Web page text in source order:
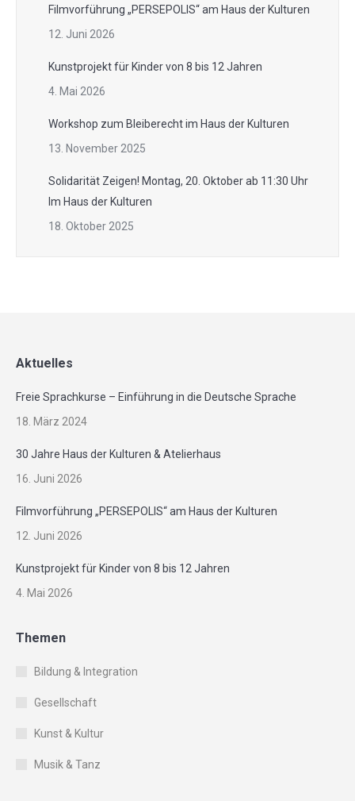
Filmvorführung „PERSEPOLIS“ am Haus der Kulturen
12. Juni 2026
Kunstprojekt für Kinder von 8 bis 12 Jahren
4. Mai 2026
Workshop zum Bleiberecht im Haus der Kulturen
13. November 2025
Solidarität Zeigen! Montag, 20. Oktober ab 11:30 Uhr
Im Haus der Kulturen
18. Oktober 2025
Aktuelles
Freie Sprachkurse – Einführung in die Deutsche Sprache
18. März 2024
30 Jahre Haus der Kulturen & Atelierhaus
16. Juni 2026
Filmvorführung „PERSEPOLIS“ am Haus der Kulturen
12. Juni 2026
Kunstprojekt für Kinder von 8 bis 12 Jahren
4. Mai 2026
Themen
Bildung & Integration
Gesellschaft
Kunst & Kultur
Musik & Tanz